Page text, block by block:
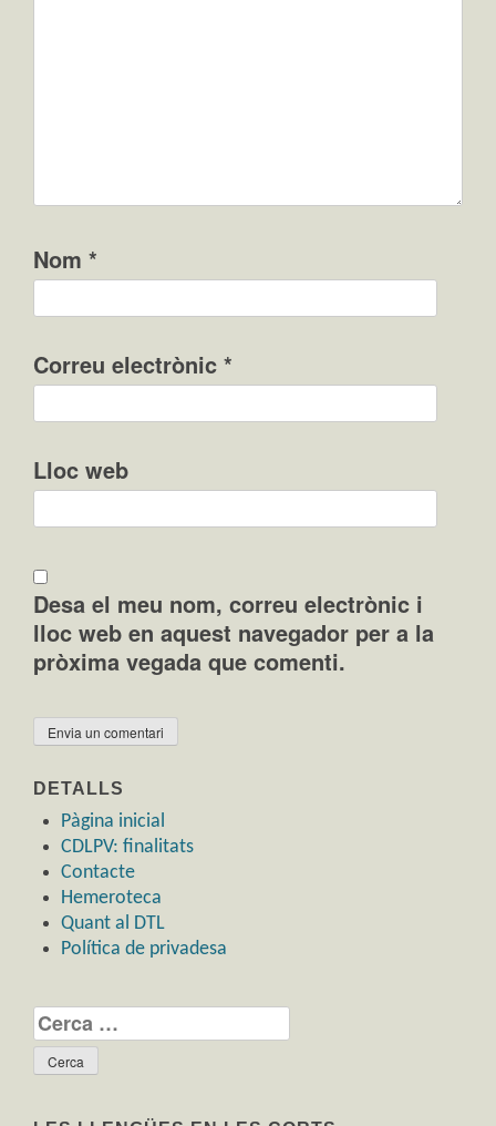
Nom *
Correu electrònic *
Lloc web
Desa el meu nom, correu electrònic i
lloc web en aquest navegador per a la
pròxima vegada que comenti.
DETALLS
Pàgina inicial
CDLPV: finalitats
Contacte
Hemeroteca
Quant al DTL
Política de privadesa
Cerca: